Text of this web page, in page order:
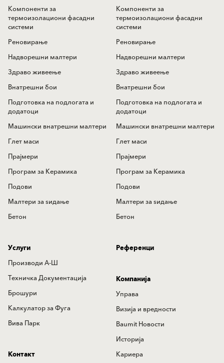
Компоненти за
термоизолациони фасадни
системи
Реновирање
Надворешни малтери
Здраво живеење
Внатрешни бои
Подготовка на подлогата и
додатоци
Машински внатрешни малтери
Глет маси
Прајмери
Програм за Керамика
Подови
Mалтери за ѕидањe
Бетон
Компоненти за
термоизолациони фасадни
системи
Реновирање
Надворешни малтери
Здраво живеење
Внатрешни бои
Подготовка на подлогата и
додатоци
Машински внатрешни малтери
Глет маси
Прајмери
Програм за Керамика
Подови
Mалтери за ѕидањe
Бетон
Услуги
Производи А-Ш
Техничка Документација
Брошури
Калкулатор за Фуга
Вива Парк
Референци
Компанија
Управа
Визија и вредности
Baumit Новости
Историја
Кариера
Контакт